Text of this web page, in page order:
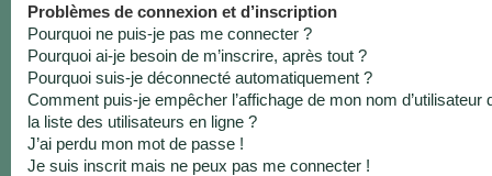
Problèmes de connexion et d’inscription
Pourquoi ne puis-je pas me connecter ?
Pourquoi ai-je besoin de m’inscrire, après tout ?
Pourquoi suis-je déconnecté automatiquement ?
Comment puis-je empêcher l’affichage de mon nom d’utilisateur
la liste des utilisateurs en ligne ?
J’ai perdu mon mot de passe !
Je suis inscrit mais ne peux pas me connecter !